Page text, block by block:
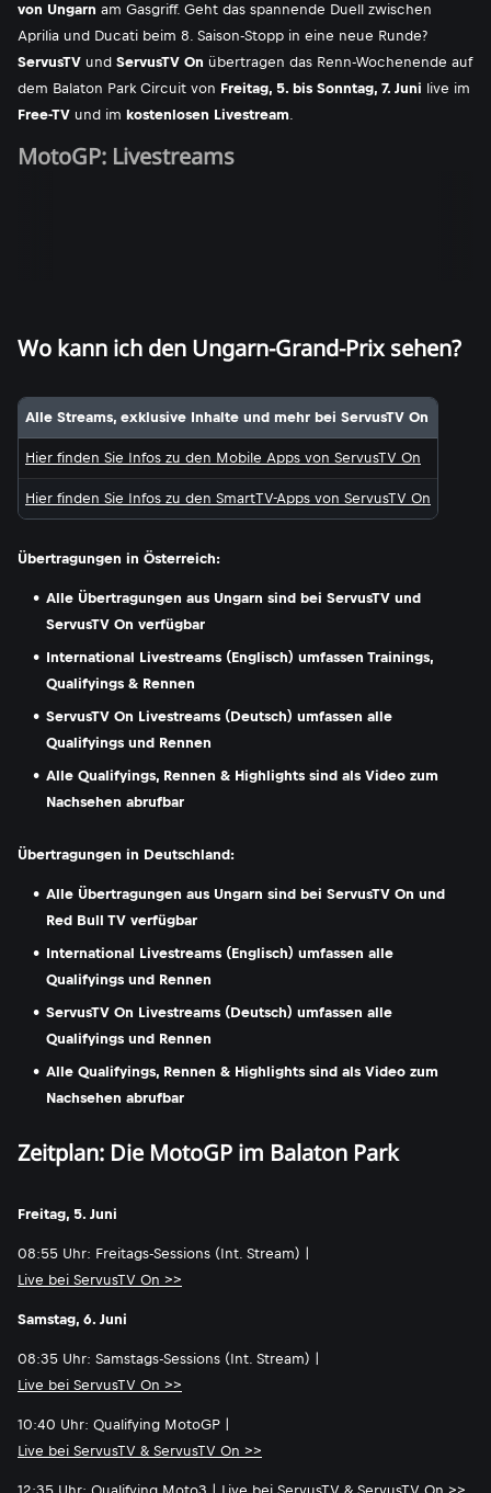
von Ungarn am Gasgriff. Geht das spannende Duell zwischen
Aprilia und Ducati beim 8. Saison-Stopp in eine neue Runde?
ServusTV und ServusTV On übertragen das Renn-Wochenende auf
dem Balaton Park Circuit von Freitag, 5. bis Sonntag, 7. Juni live im
Free-TV und im kostenlosen Livestream.
MotoGP: Livestreams
Wo kann ich den Ungarn-Grand-Prix sehen?
Alle Streams, exklusive Inhalte und mehr bei ServusTV On
Hier finden Sie Infos zu den Mobile Apps von ServusTV On
Hier finden Sie Infos zu den SmartTV-Apps von ServusTV On
Übertragungen in Österreich:
Alle Übertragungen aus Ungarn sind bei ServusTV und
ServusTV On verfügbar
International Livestreams (Englisch) umfassen Trainings,
Qualifyings & Rennen
ServusTV On Livestreams (Deutsch) umfassen alle
Qualifyings und Rennen
Alle Qualifyings, Rennen & Highlights sind als Video zum
Nachsehen abrufbar
Übertragungen in Deutschland:
Alle Übertragungen aus Ungarn sind bei ServusTV On und
Red Bull TV verfügbar
International Livestreams (Englisch) umfassen alle
Qualifyings und Rennen
ServusTV On Livestreams (Deutsch) umfassen alle
Qualifyings und Rennen
Alle Qualifyings, Rennen & Highlights sind als Video zum
Nachsehen abrufbar
Zeitplan: Die MotoGP im Balaton Park
Freitag, 5. Juni
08:55 Uhr: Freitags-Sessions (Int. Stream) |
Live bei ServusTV On >>
Samstag, 6. Juni
08:35 Uhr: Samstags-Sessions (Int. Stream) |
Live bei ServusTV On >>
10:40 Uhr: Qualifying MotoGP |
Live bei ServusTV & ServusTV On >>